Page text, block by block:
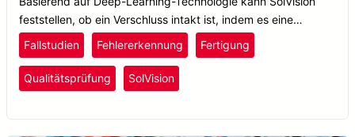
feststellen, ob ein Verschluss intakt ist, indem es eine
perfekte Verpackung mit potenziellen Variationen vergleicht.
Fallstudien Fehlererkennung Fertigung
Qualitätsprüfung SolVision